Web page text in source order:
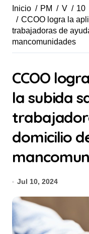
Inicio PM V
10
CCOO logra la
trabajadoras de
mancomunidades
CCOO
la subida
domicilio
Jul 10, 2024